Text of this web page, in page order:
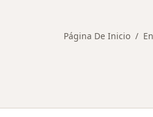
Página De Inicio